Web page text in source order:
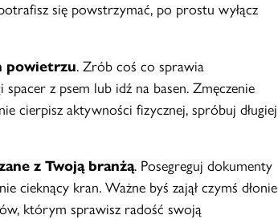
się powstrzymać, po prostu wyłącz
powietrzu. Zrób coś co sprawia
z psem lub idź na basen. Zmęczenie
cierpisz aktywności fizycznej, spróbuj długiej
z Twoją branżą. Posegreguj dokumenty
cieknący kran. Ważne byś zajął czymś dłonie
którym sprawisz radość swoją